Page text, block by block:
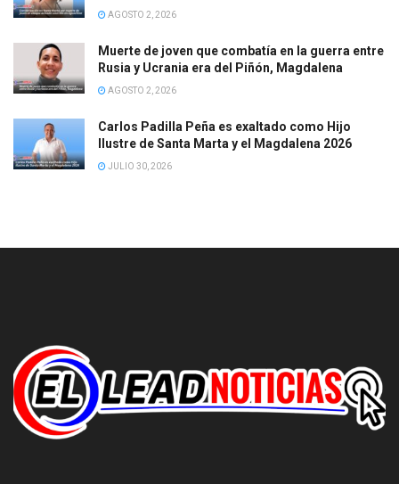
AGOSTO 2, 2026
Muerte de joven que combatía en la guerra entre
Rusia y Ucrania era del Piñón, Magdalena
AGOSTO 2, 2026
Carlos Padilla Peña es exaltado como Hijo
Ilustre de Santa Marta y el Magdalena 2026
JULIO 30, 2026